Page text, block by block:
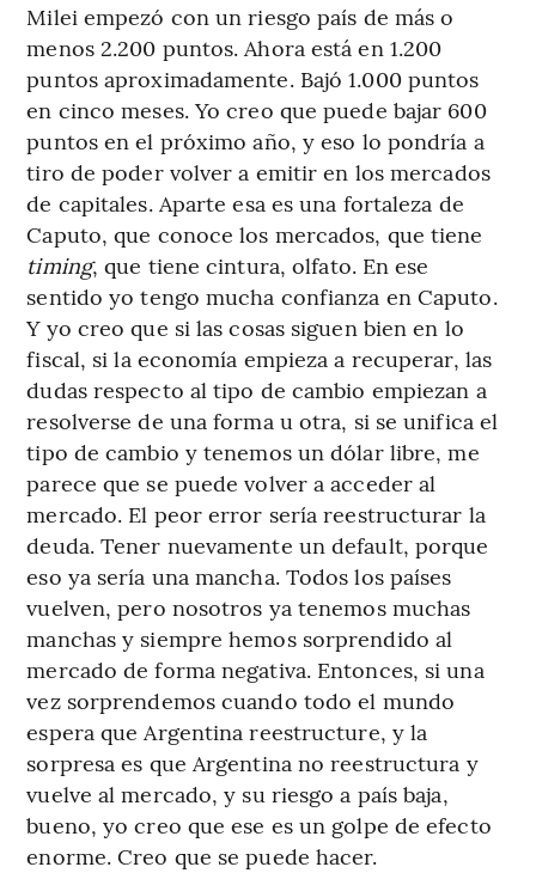
Milei empezó con un riesgo país de más o
menos 2.200 puntos. Ahora está en 1.200
puntos aproximadamente. Bajó 1.000 puntos
en cinco meses. Yo creo que puede bajar 600
puntos en el próximo año, y eso lo pondría a
tiro de poder volver a emitir en los mercados
de capitales. Aparte esa es una fortaleza de
Caputo, que conoce los mercados, que tiene
timing, que tiene cintura, olfato. En ese
sentido yo tengo mucha confianza en Caputo.
Y yo creo que si las cosas siguen bien en lo
fiscal, si la economía empieza a recuperar, las
dudas respecto al tipo de cambio empiezan a
resolverse de una forma u otra, si se unifica el
tipo de cambio y tenemos un dólar libre, me
parece que se puede volver a acceder al
mercado. El peor error sería reestructurar la
deuda. Tener nuevamente un default, porque
eso ya sería una mancha. Todos los países
vuelven, pero nosotros ya tenemos muchas
manchas y siempre hemos sorprendido al
mercado de forma negativa. Entonces, si una
vez sorprendemos cuando todo el mundo
espera que Argentina reestructure, y la
sorpresa es que Argentina no reestructura y
vuelve al mercado, y su riesgo a país baja,
bueno, yo creo que ese es un golpe de efecto
enorme. Creo que se puede hacer.